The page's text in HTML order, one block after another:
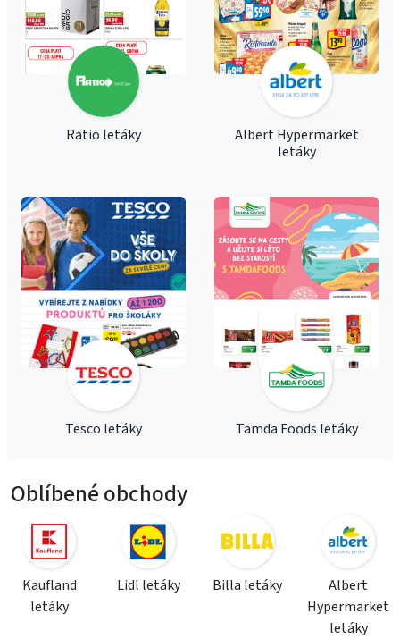
Ratio letáky
Albert Hypermarket
letáky
Tesco letáky Tamda Foods letáky
Oblíbené obchody
Kaufland
letáky
Lidl letáky Billa letáky
Albert
Hypermarket
letáky